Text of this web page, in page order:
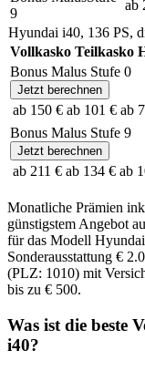
9
ab
Hyundai i40, 136 PS,
Vollkasko Teilkasko
Bonus Malus Stufe 0
Jetzt berechnen
ab 150 € ab 101 € ab
Bonus Malus Stufe 9
Jetzt berechnen
ab 211 € ab 134 € ab
Monatliche Prämien
günstigstem Angebot
für das Modell Hyundai
Sonderausstattung €
(PLZ: 1010) mit
bis zu € 500.
Was ist die beste
i40?